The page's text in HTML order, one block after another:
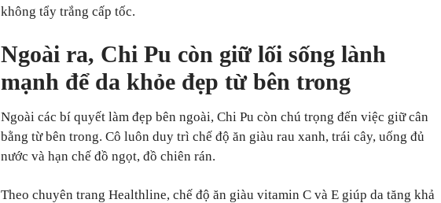
không tẩy trắng cấp tốc.
Ngoài ra, Chi Pu còn giữ lối sống lành
mạnh để da khỏe đẹp từ bên trong
Ngoài các bí quyết làm đẹp bên ngoài, Chi Pu còn chú trọng đến việc giữ cân
bằng từ bên trong. Cô luôn duy trì chế độ ăn giàu rau xanh, trái cây, uống đủ
nước và hạn chế đồ ngọt, đồ chiên rán.
Theo chuyên trang Healthline, chế độ ăn giàu vitamin C và E giúp da tăng khả